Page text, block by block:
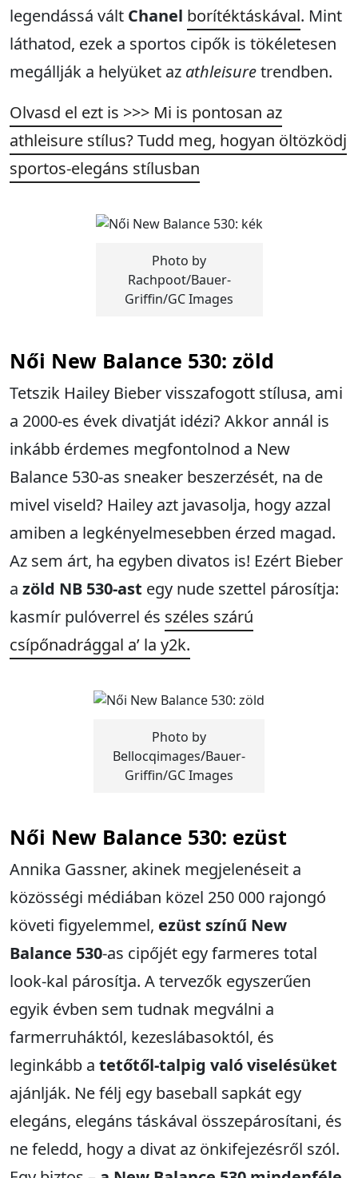
legendássá vált Chanel borítéktáskával. Mint
láthatod, ezek a sportos cipők is tökéletesen
megállják a helyüket az athleisuretrendben.
Olvasd el ezt is >>> Mi is pontosan az
athleisure stílus? Tudd meg, hogyan öltözködj
sportos-elegáns stílusban
Photo by
Rachpoot/Bauer-
Griffin/GC Images
Női New Balance 530: zöld
Tetszik Hailey Bieber visszafogott stílusa, ami
a 2000-es évek divatját idézi? Akkor annál is
inkább érdemes megfontolnod a New
Balance 530-as sneaker beszerzését, na de
mivel viseld? Hailey azt javasolja, hogy azzal
amiben a legkényelmesebben érzed magad.
Az sem árt, ha egyben divatos is! Ezért Bieber
a zöld NB 530-ast egy nude szettel párosítja:
kasmír pulóverrel és széles szárú
csípőnadrággal a’ la y2k.
Photo by
Bellocqimages/Bauer-
Griffin/GC Images
Női New Balance 530: ezüst
Annika Gassner, akinek megjelenéseit a
közösségi médiában közel 250 000 rajongó
követi figyelemmel, ezüst színű New
Balance 530-as cipőjét egy farmeres total
look-kal párosítja. A tervezők egyszerűen
egyik évben sem tudnak megválni a
farmerruháktól, kezeslábasoktól, és
leginkább a tetőtől-talpig való viselésüket
ajánlják. Ne félj egy baseball sapkát egy
elegáns, elegáns táskával összepárosítani, és
ne feledd, hogy a divat az önkifejezésről szól.